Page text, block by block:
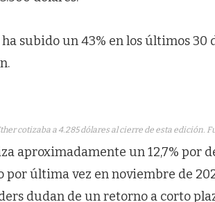
subido un 43% en los últimos 30
cotizaba a 4.285 dólares al cierre de esta edición.
aproximadamente un 12,7% por
por última vez en noviembre de
dudan de un retorno a corto